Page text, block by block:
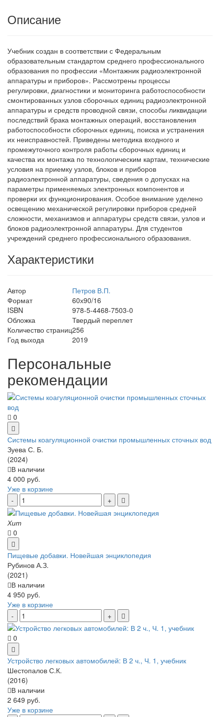
Описание
Учебник создан в соответствии с Федеральным
образовательным стандартом среднего профессионального
образования по профессии «Монтажник радиоэлектронной
аппаратуры и приборов». Рассмотрены процессы
регулировки, диагностики и мониторинга работоспособности
смонтированных узлов сборочных единиц радиоэлектронной
аппаратуры и средств проводной связи, способы ликвидации
последствий брака монтажных операций, восстановления
работоспособности сборочных единиц, поиска и устранения
их неисправностей. Приведены методика входного и
промежуточного контроля работы сборочных единиц и
качества их монтажа по технологическим картам, технические
условия на приемку узлов, блоков и приборов
радиоэлектронной аппаратуры, сведения о допусках на
параметры применяемых электронных компонентов и
проверки их функционирования. Особое внимание уделено
освещению механической регулировки приборов средней
сложности, механизмов и аппаратуры средств связи, узлов и
блоков радиоэлектронной аппаратуры. Для студентов
учреждений среднего профессионального образования.
Характеристики
Автор
Петров В.П.
Формат
60х90/16
ISBN
978-5-4468-7503-0
Обложка
Твердый переплет
Количество страниц256
Год выхода
2019
Персональные
рекомендации
0
Системы коагуляционной очистки промышленных сточных вод
Зуева С. Б.
(2024)
В наличии
4 000 руб.
Уже в корзине
Хит
0
Пищевые добавки. Новейшая энциклопедия
Рубинов А.З.
(2021)
В наличии
4 950 руб.
Уже в корзине
0
Устройство легковых автомобилей: В 2 ч., Ч. 1, учебник
Шестопалов С.К.
(2016)
В наличии
2 649 руб.
Уже в корзине